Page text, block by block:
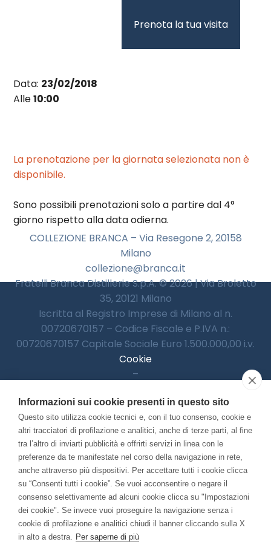
Prenota la tua visita
Data: 23/02/2018
Alle10:00
La prenotazione per la giornata selezionata non è
disponibile.
Sono possibili prenotazioni solo a partire dal 4°
giorno rispetto alla data odierna.
COLLEZIONE BRANCA – Via Resegone 2, 20158
Milano
collezione@branca.it
Fratelli Branca Distillerie S.p.A. © 2026 | Via Broletto
35, 20121 Milano
Iscritta al Registro Imprese di Milano al n.
00720670157 – Codice Fiscale e P.IVA n.:
00720670157 Capitale Sociale Euro 1.500.000,00 i.v.
Cookie
–
–
Accessibilitià
Con il contributo di:
Informazioni sui cookie presenti in questo sito
Questo sito utilizza cookie tecnici e, con il tuo consenso, cookie e
altri tracciatori di profilazione e analitici, anche di terze parti, al fine
tra l’altro di inviarti pubblicità e offrirti servizi in linea con le
preferenze da te manifestate nel corso della navigazione in rete,
anche attraverso più dispositivi. Per accettare tutti i cookie clicca
su “Consenti tutti i cookie”. Se vuoi acconsentire o negare il
consenso selettivamente ad alcuni cookie clicca su "Impostazioni
dei cookie". Se invece vuoi proseguire la navigazione senza i
cookie di profilazione e analitici chiudi il banner cliccando sulla X
in alto a destra. Per saperne di più